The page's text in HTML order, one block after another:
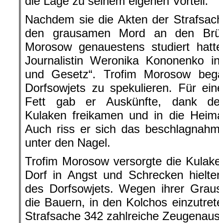
Nachdem sie die Akten der
den grausamen Mord an den
Morosow genauestens studiert
Journalistin Weronika Kononenko
und Gesetz“. Trofim Morosow
Dorfsowjets zu spekulieren. Für
Fett gab er Auskünfte, dank
Kulaken freikamen und in die
Auch riss er sich das
unter den Nagel.
Trofim Morosow versorgte die
Dorf in Angst und Schrecken
des Dorfsowjets. Wegen ihrer
die Bauern, in den Kolchos
Strafsache 342 zahlreiche